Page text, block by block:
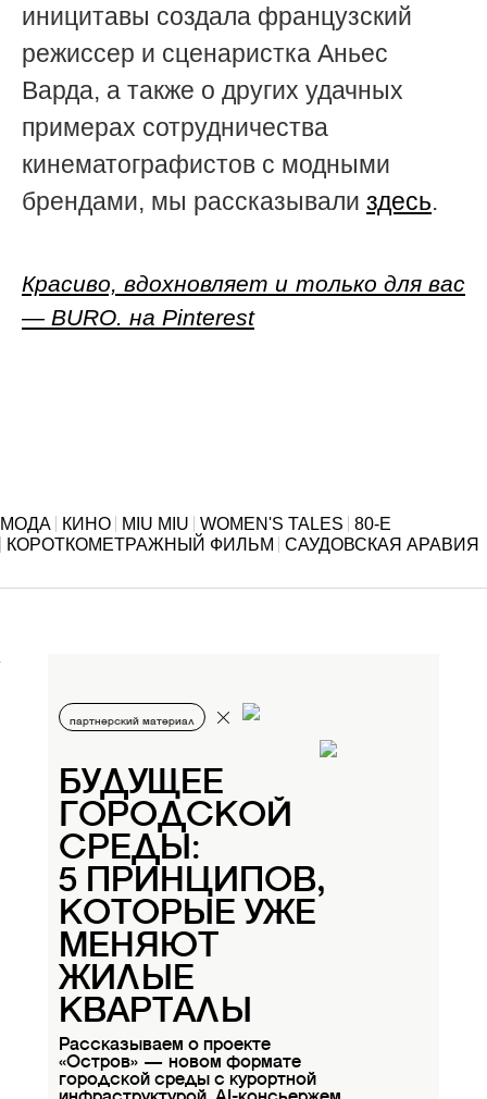
иницитавы создала французский
режиссер и сценаристка Аньес
Варда, а также о других удачных
примерах сотрудничества
кинематографистов с модными
брендами, мы рассказывали здесь.
Красиво, вдохновляет и только для вас
— BURO. на Pinterest
МОДА КИНО MIU MIU WOMEN'S TALES
80-Е
КОРОТКОМЕТРАЖНЫЙ ФИЛЬМ
САУДОВСКАЯ АРАВИЯ
партнерский материал
БУДУЩЕЕ
ГОРОДСКОЙ
СРЕДЫ:
5 ПРИНЦИПОВ,
КОТОРЫЕ УЖЕ
МЕНЯЮТ
ЖИЛЫЕ
КВАРТАЛЫ
Рассказываем о проекте
«Остров» — новом формате
городской среды с курортной